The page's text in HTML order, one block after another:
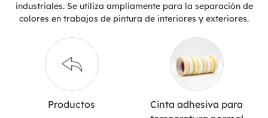
industriales. Se utiliza ampliamente para la separación de
colores en trabajos de pintura de interiores y exteriores.
Productos
Cinta adhesiva para